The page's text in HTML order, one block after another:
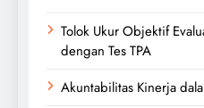
Tolok Ukur Objektif
dengan Tes TPA
Akuntabilitas Kinerja